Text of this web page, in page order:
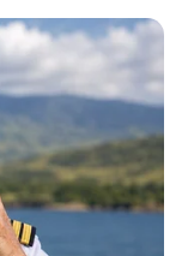
| live